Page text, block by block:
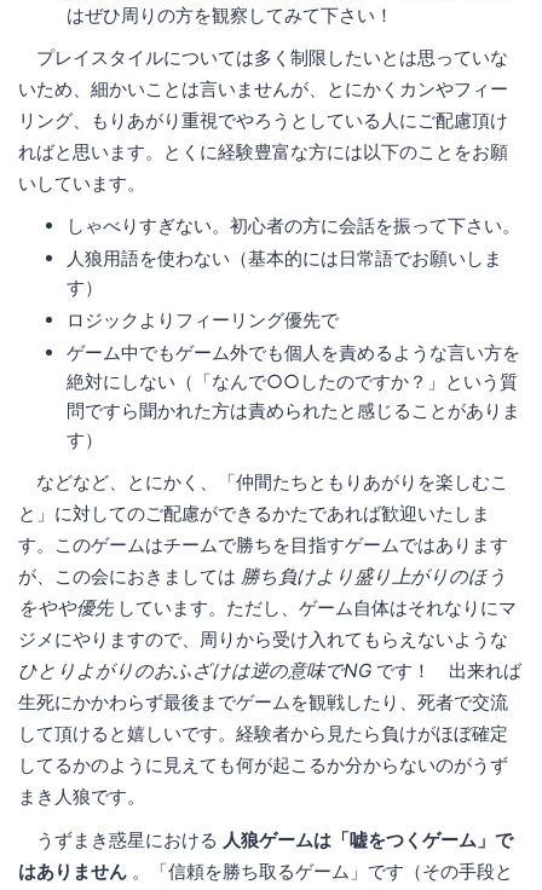
はぜひ周りの方を観察してみて下さい！
プレイスタイルについては多く制限したいとは思っていな
いため、細かいことは言いませんが、とにかくカンやフィー
リング、もりあがり重視でやろうとしている人にご配慮頂け
ればと思います。とくに経験豊富な方には以下のことをお願
いしています。
しゃべりすぎない。初心者の方に会話を振って下さい。
人狼用語を使わない（基本的には日常語でお願いしま
す）
ロジックよりフィーリング優先で
ゲーム中でもゲーム外でも個人を責めるような言い方を
絶対にしない（「なんで○○したのですか？」という質
問ですら聞かれた方は責められたと感じることがありま
す）
などなど、とにかく、「仲間たちともりあがりを楽しむこ
と」に対してのご配慮ができるかたであれば歓迎いたしま
す。このゲームはチームで勝ちを目指すゲームではあります
が、この会におきましては 勝ち負けより盛り上がりのほう
をやや優先しています。ただし、ゲーム自体はそれなりにマ
ジメにやりますので、周りから受け入れてもらえないような
ひとりよがりのおふざけは逆の意味でNG です！ 出来れば
生死にかかわらず最後までゲームを観戦したり、死者で交流
して頂けると嬉しいです。経験者から見たら負けがほぼ確定
してるかのように見えても何が起こるか分からないのがうず
まき人狼です。
うずまき惑星における 人狼ゲームは「嘘をつくゲーム」で
はありません 。「信頼を勝ち取るゲーム」です（その手段と